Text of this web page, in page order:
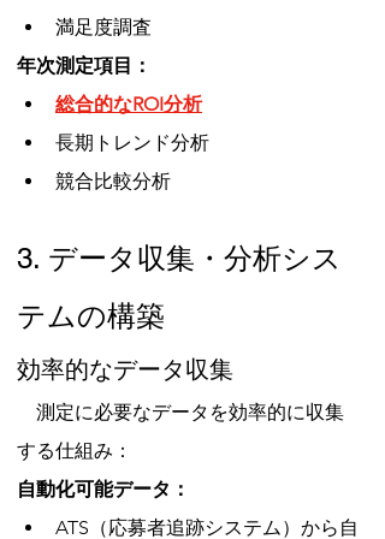
満足度調査
年次測定項目：
総合的なROI分析
長期トレンド分析
競合比較分析
3. データ収集・分析シス
テムの構築
効率的なデータ収集
測定に必要なデータを効率的に収集
する仕組み：
自動化可能データ：
ATS（応募者追跡システム）から自